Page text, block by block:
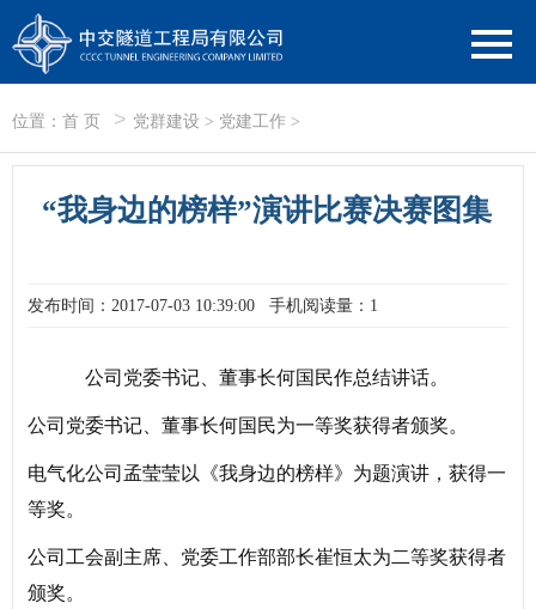
位置： 首 页 > 党群建设 > 党建工作 >
“我身边的榜样”演讲比赛决赛图集
发布时间：2017-07-03 10:39:00 手机阅读量：1
公司党委书记、董事长何国民作总结讲话。
公司党委书记、董事长何国民为一等奖获得者颁奖。
电气化公司孟莹莹以《我身边的榜样》为题演讲，获得一
等奖。
公司工会副主席、党委工作部部长崔恒太为二等奖获得者
颁奖。